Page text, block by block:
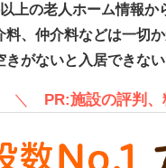
上の老人ホーム情報か
、仲介料などは一切
がないと入居できな
＼ PR:施設の評判、